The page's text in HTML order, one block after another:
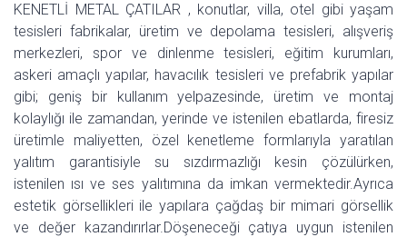
KENETLİ METAL ÇATILAR , konutlar, villa, otel gibi yaşam
tesisleri fabrikalar, üretim ve depolama tesisleri, alışveriş
merkezleri, spor ve dinlenme tesisleri, eğitim kurumları,
askeri amaçlı yapılar, havacılık tesisleri ve prefabrik yapılar
gibi; geniş bir kullanım yelpazesinde, üretim ve montaj
kolaylığı ile zamandan, yerinde ve istenilen ebatlarda, firesiz
üretimle maliyetten, özel kenetleme formlarıyla yaratılan
yalıtım garantisiyle su sızdırmazlığı kesin çözülürken,
istenilen ısı ve ses yalıtımına da imkan vermektedir.Ayrıca
estetik görsellikleri ile yapılara çağdaş bir mimari görsellik
ve değer kazandırırlar.Döşeneceği çatıya uygun istenilen